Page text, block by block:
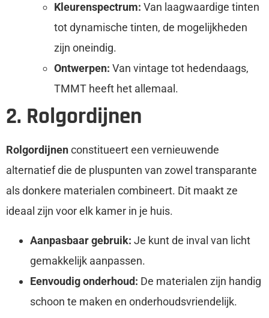
Kleurenspectrum: Van laagwaardige tinten
tot dynamische tinten, de mogelijkheden
zijn oneindig.
Ontwerpen: Van vintage tot hedendaags,
TMMT heeft het allemaal.
2. Rolgordijnen
Rolgordijnenconstitueert een vernieuwende
alternatief die de pluspunten van zowel transparante
als donkere materialen combineert. Dit maakt ze
ideaal zijn voor elk kamer in je huis.
Aanpasbaar gebruik: Je kunt de inval van licht
gemakkelijk aanpassen.
Eenvoudig onderhoud: De materialen zijn handig
schoon te maken en onderhoudsvriendelijk.